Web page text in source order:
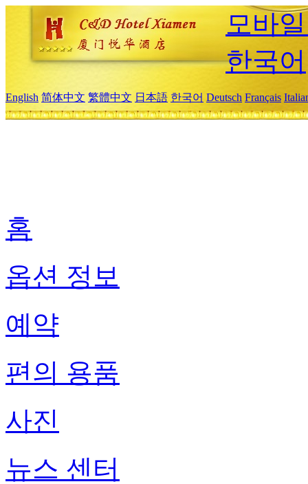
모바
한국어
English 简体中文 繁體中文 日本語 한국어 Deutsch Français
홈
옵션 정보
예약
편의 용품
사진
뉴스 센터